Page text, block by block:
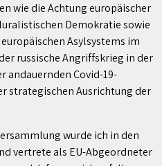
wie die Achtung europäischer
Demokratie sowie
Asylsystems im
russische Angriffskrieg in der
andauernden Covid-19-
strategischen Ausrichtung der
wurde ich in den
vertrete als EU-Abgeordneter